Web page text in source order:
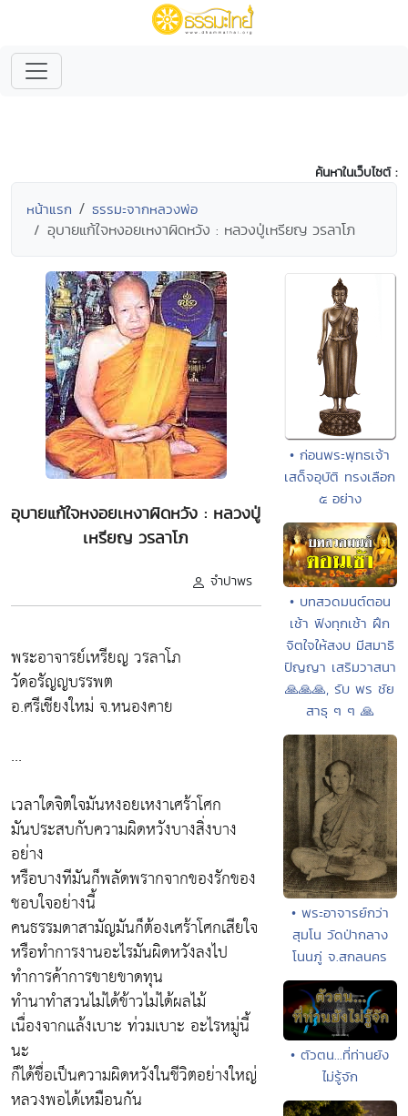
ค้นหาในเว็บไซต์ :
หน้าแรก ธรรมะจากหลวงพ่อ
อุบายแก้ใจหงอยเหงาผิดหวัง : หลวงปู่เหรียญ วรลาโภ
อุบายแก้ใจหงอยเหงาผิดหวัง : หลวงปู่
เหรียญ วรลาโภ
จำปาพร
พระอาจารย์เหรียญ วรลาโภ
วัดอรัญญบรรพต
อ.ศรีเชียงใหม่ จ.หนองคาย
...
เวลาใดจิตใจมันหงอยเหงาเศร้าโศก
มันประสบกับความผิดหวังบางสิ่งบาง
อย่าง
หรือบางทีมันก็พลัดพรากจากของรักของ
ชอบใจอย่างนี้
คนธรรมดาสามัญมันก็ต้องเศร้าโศกเสียใจ
หรือทำการงานอะไรมันผิดหวังลงไป
ทำการค้าการขายขาดทุน
ทำนาทำสวนไม่ได้ข้าวไม่ได้ผลไม้
เนื่องจากแล้งเบาะ ท่วมเบาะ อะไรหมู่นี้
นะ
ก็ได้ชื่อเป็นความผิดหวังในชีวิตอย่างใหญ่
หลวงพอได้เหมือนกัน
• ก่อนพระพุทธเจ้า
เสด็จอุบัติ ทรงเลือก
๕ อย่าง
• บทสวดมนต์ตอน
เช้า ฟังทุกเช้า ฝึก
จิตใจให้สงบ มีสมาธิ
ปัญญา เสริมวาสนา
🙏🙏🙏, รับ พร ชัย
สาธุ ๆ ๆ 🙏
• พระอาจารย์กว่า
สุมโน วัดป่ากลาง
โนนภู่ จ.สกลนคร
• ตัวตน...ที่ท่านยัง
ไม่รู้จัก